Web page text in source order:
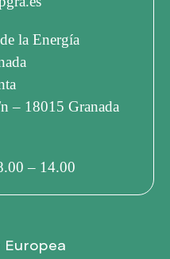
la Energía
– 18015 Granada
– 14.00